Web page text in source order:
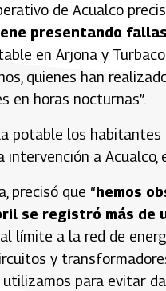
de Acualco
presentando
en Arjona y
quienes han
en horas nocturnas”.
potable los habitantes
a Acualco,
precisó que “hemos
se registró más de
límite a la red de
y
para evitar